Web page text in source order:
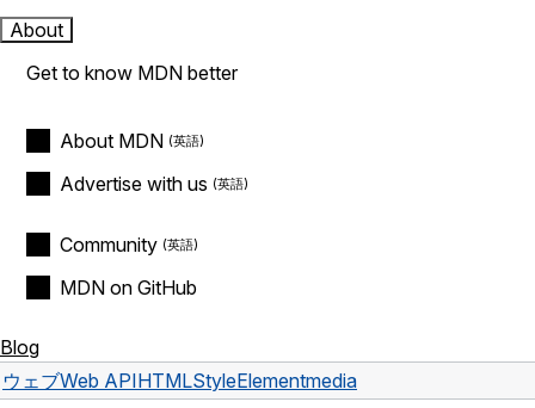
About
Get to know MDN better
About MDN
Advertise with us
Community
MDN on GitHub
Blog
ウェブWeb APIHTMLStyleElementmedia